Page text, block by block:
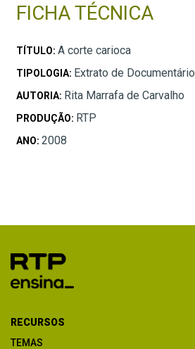
FICHA TÉCNICA
TÍTULO: A corte carioca
TIPOLOGIA: Extrato de Documentário
AUTORIA: Rita Marrafa de Carvalho
PRODUÇÃO: RTP
ANO: 2008
RECURSOS
TEMAS